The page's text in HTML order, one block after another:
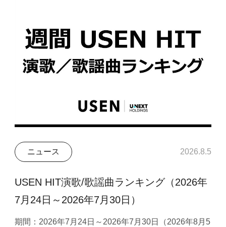
ニュース 2026.8.5
USEN HIT演歌/歌謡曲ランキング（2026年
7月24日～2026年7月30日）
期間：2026年7月24日～2026年7月30日（2026年8月5